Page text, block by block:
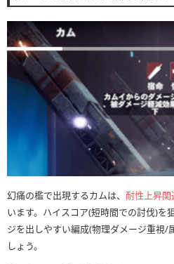
幻痛の檻で出現するカムは、 耐性上昇関
います。ハイスコア(短時間での討伐)を
ジを出しやすい編成(物理ダメージ重視/
しょう。